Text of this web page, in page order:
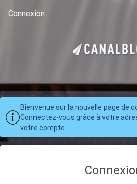
Connexion
Bienvenue sur la nouvelle page de
Connectez-vous grâce à votre
votre compte.